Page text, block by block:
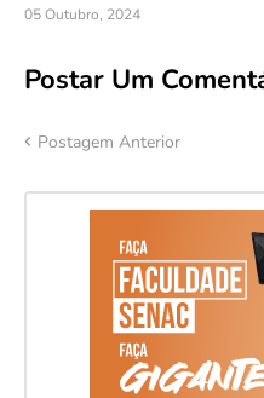
05 Outubro, 2024
Postar Um
Postagem Anterior